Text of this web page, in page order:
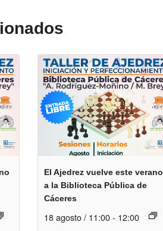
El Ajedrez vuelve este verano
a la Biblioteca Pública de
Cáceres
18 agosto / 11:00- 12:00